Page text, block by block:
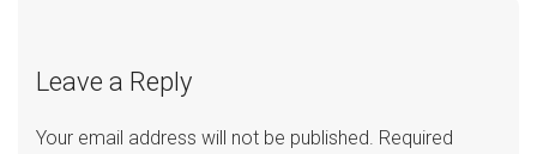
Leave a Reply
Your email address will not be published. Required